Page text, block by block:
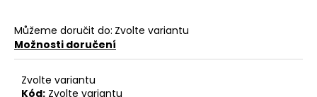
Můžeme doručit do: Zvolte variantu
Možnosti doručení
Zvolte variantu
Kód: Zvolte variantu
e
m
e